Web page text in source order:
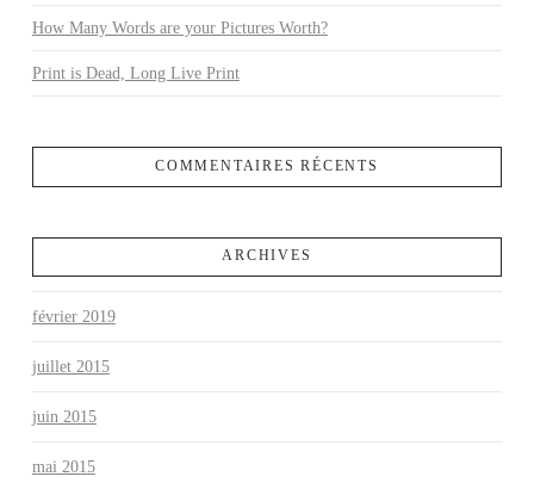
How Many Words are your Pictures Worth?
Print is Dead, Long Live Print
COMMENTAIRES RÉCENTS
ARCHIVES
février 2019
juillet 2015
juin 2015
mai 2015